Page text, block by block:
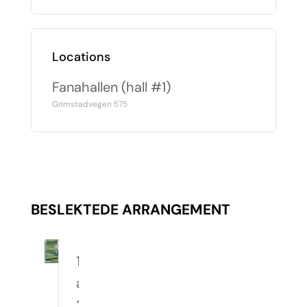
Locations
Fanahallen (hall #1)
Grimstadvegen 575
BESLEKTEDE ARRANGEMENT
10.
august